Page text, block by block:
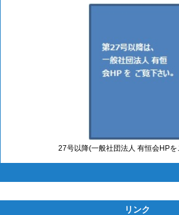
27号以降(一般社団法人 有恒会HP
リンク